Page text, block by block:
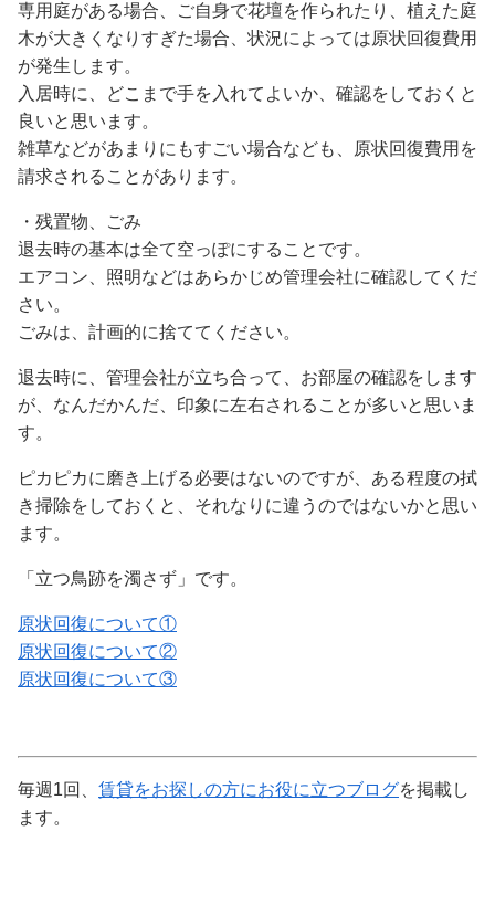
専用庭がある場合、ご自身で花壇を作られたり、植えた庭
木が大きくなりすぎた場合、状況によっては原状回復費用
が発生します。
入居時に、どこまで手を入れてよいか、確認をしておくと
良いと思います。
雑草などがあまりにもすごい場合なども、原状回復費用を
請求されることがあります。
・残置物、ごみ
退去時の基本は全て空っぽにすることです。
エアコン、照明などはあらかじめ管理会社に確認してくだ
さい。
ごみは、計画的に捨ててください。
退去時に、管理会社が立ち合って、お部屋の確認をします
が、なんだかんだ、印象に左右されることが多いと思いま
す。
ピカピカに磨き上げる必要はないのですが、ある程度の拭
き掃除をしておくと、それなりに違うのではないかと思い
ます。
「立つ鳥跡を濁さず」です。
原状回復について①
原状回復について②
原状回復について③
毎週1回、 賃貸をお探しの方にお役に立つブログを掲載し
ます。